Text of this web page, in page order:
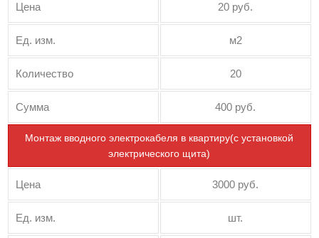
Цена 20 руб.
Ед. изм. м2
Количество 20
Сумма 400 руб.
Монтаж вводного электрокабеля в квартиру(с установкой
электрического щита)
Цена 3000 руб.
Ед. изм. шт.